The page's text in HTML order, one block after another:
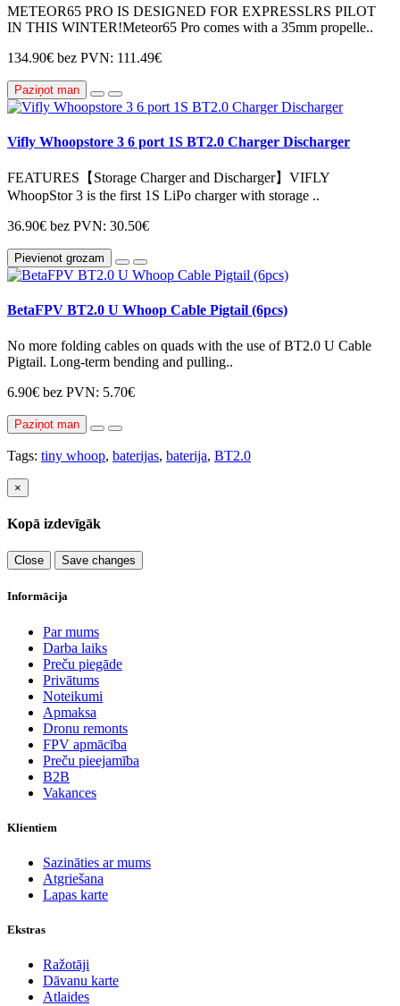
METEOR65 PRO IS DESIGNED FOR EXPRESSLRS PILOT
IN THIS WINTER!Meteor65 Pro comes with a 35mm propelle..
134.90€ bez PVN: 111.49€
Paziņot man
Vifly Whoopstore 3 6 port 1S BT2.0 Charger Discharger
FEATURES【Storage Charger and Discharger】VIFLY
WhoopStor 3 is the first 1S LiPo charger with storage ..
36.90€ bez PVN: 30.50€
Pievienot grozam
BetaFPV BT2.0 U Whoop Cable Pigtail (6pcs)
No more folding cables on quads with the use of BT2.0 U Cable
Pigtail. Long-term bending and pulling..
6.90€ bez PVN: 5.70€
Paziņot man
Tags: tiny whoop, baterijas, baterija, BT2.0
×
Kopā izdevīgāk
Close Save changes
Informācija
Par mums
Darba laiks
Preču piegāde
Privātums
Noteikumi
Apmaksa
Dronu remonts
FPV apmācība
Preču pieejamība
B2B
Vakances
Klientiem
Sazināties ar mums
Atgriešana
Lapas karte
Ekstras
Ražotāji
Dāvanu karte
Atlaides